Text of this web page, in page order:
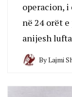
operacion,
në 24 orët
anijesh
ByLajmi